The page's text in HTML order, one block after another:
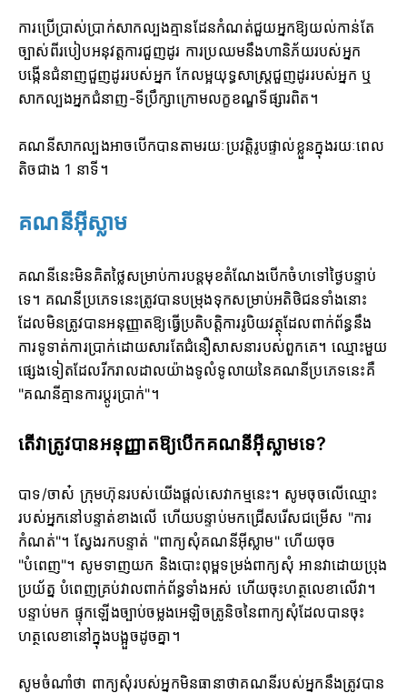
ការប្រើប្រាស់ប្រាក់សាកល្បងគ្មានដែនកំណត់ជួយអ្នកឱ្យយល់កាន់តែ
ច្បាស់ពីរបៀបអនុវត្តការជួញដូរ ការប្រឈមនឹងហានិភ័យរបស់អ្នក
បង្កើនជំនាញជួញដូររបស់អ្នក កែលម្អយុទ្ធសាស្ត្រជួញដូររបស់អ្នក ឬ
សាកល្បងអ្នកជំនាញ-ទីប្រឹក្សាក្រោមលក្ខខណ្ឌទីផ្សារពិត។
គណនីសាកល្បងអាចបើកបានតាមរយៈប្រវត្តិរូបផ្ទាល់ខ្លួនក្នុងរយៈពេល
តិចជាង 1 នាទី។
គណនីអ៊ីស្លាម
គណនីនេះមិនគិតថ្លៃសម្រាប់ការបន្តមុខតំណែងបើកចំហទៅថ្ងៃបន្ទាប់
ទេ។ គណនីប្រភេទនេះត្រូវបានបម្រុងទុកសម្រាប់អតិថិជនទាំងនោះ
ដែលមិនត្រូវបានអនុញ្ញាតឱ្យធ្វើប្រតិបត្តិការរូបិយវត្ថុដែលពាក់ព័ន្ធនឹង
ការទូទាត់ការប្រាក់ដោយសារតែជំនឿសាសនារបស់ពួកគេ។ ឈ្មោះមួយ
ផ្សេងទៀតដែលរីករាលដាលយ៉ាងទូលំទូលាយនៃគណនីប្រភេទនេះគឺ
"គណនីគ្មានការប្តូរប្រាក់"។
តើវាត្រូវបានអនុញ្ញាតឱ្យបើកគណនីអ៊ីស្លាមទេ?
បាទ/ចាស៎ ក្រុមហ៊ុនរបស់យើងផ្តល់សេវាកម្មនេះ។ សូមចុចលើឈ្មោះ
របស់អ្នកនៅបន្ទាត់ខាងលើ ហើយបន្ទាប់មកជ្រើសរើសជម្រើស "ការ
កំណត់"។ ស្វែងរកបន្ទាត់ "ពាក្យសុំគណនីអ៊ីស្លាម" ហើយចុច
"បំពេញ"។ សូមទាញយក និងបោះពុម្ពទម្រង់ពាក្យសុំ អានវាដោយប្រុង
ប្រយ័ត្ន បំពេញគ្រប់វាលពាក់ព័ន្ធទាំងអស់ ហើយចុះហត្ថលេខាលើវា។
បន្ទាប់មក ផ្ទុកឡើងច្បាប់ចម្លងអេឡិចត្រូនិចនៃពាក្យសុំដែលបានចុះ
ហត្ថលេខានៅក្នុងបង្អួចដូចគ្នា។
សូមចំណាំថា ពាក្យសុំរបស់អ្នកមិនធានាថាគណនីរបស់អ្នកនឹងត្រូវបាន